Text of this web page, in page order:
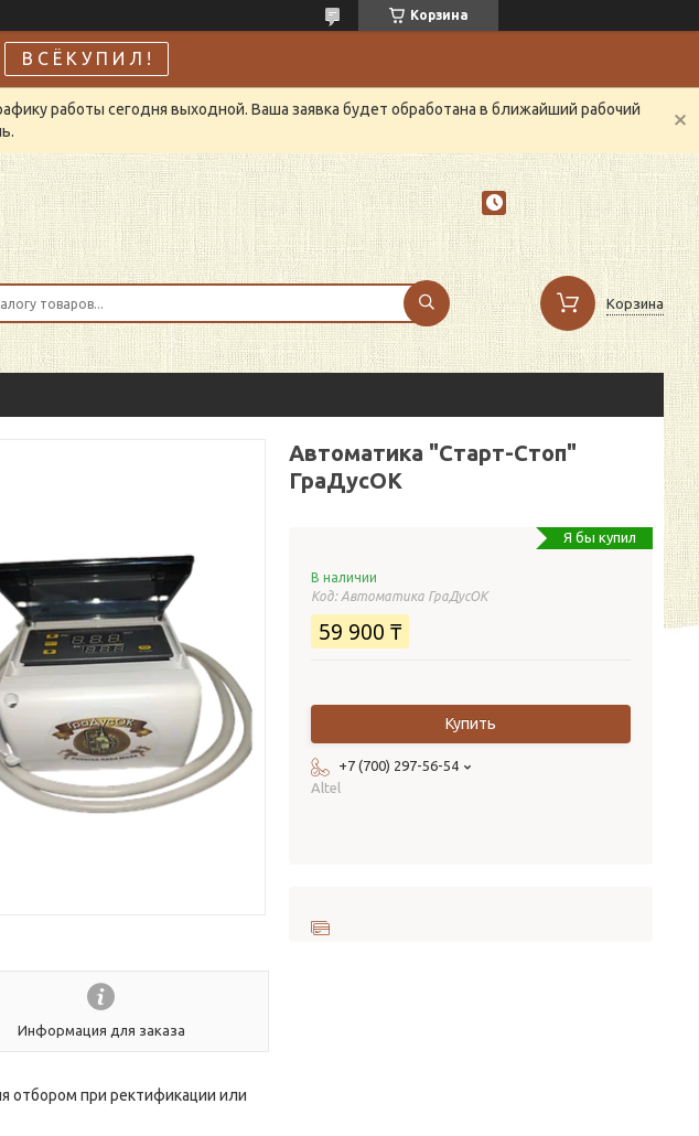
Корзина
В С Ё К У П И Л !
работы сегодня выходной. Ваша заявка будет обработана в ближайший рабочий
Корзина
Информация для заказа
отбором при ректификации или
Автоматика "Старт-Стоп"
ГраДусОК
Я бы купил
В наличии
Код: Автоматика ГраДусОК
59 900 ₸
Купить
+7 (700) 297-56-54
Altel